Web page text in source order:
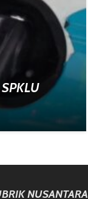
NUSANTARA